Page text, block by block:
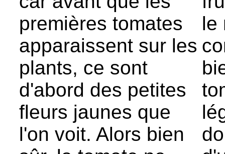
premières tomates
apparaissent sur les
plants, ce sont
d'abord des petites
fleurs jaunes que
l'on voit. Alors bien
le